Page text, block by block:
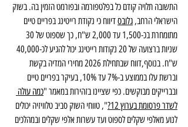
התשובה תלויה קודם כל בפלטפורמה ובפורמט הזמין בה. בשוק
הישראלי הרחב, גלובס דיווח כי נקודת רייטינג בפריים טיים
ש"ח. בנוסף,דווח שבתחילת 2026 מחירי המדיה בקשת
וברשת עלו בממוצע ב-7% עד 10%, בעיקר בפריים טיים
ובברייקים מבוקשים. כפי שציינו בזהירות במאמר "כמה עולה
לשדר פרסומת בערוץ 12?
", טווחי השוק סביב טלוויזיה יכולים
לנוע מאלפי שקלים לספוט ועד עשרות אלפי שקלים ובמהלכים